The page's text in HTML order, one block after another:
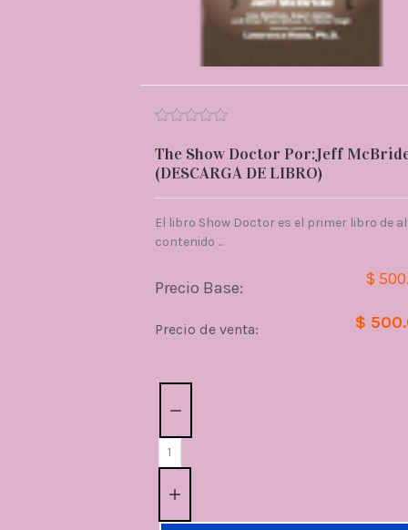
The Show Doctor Por:Jeff
(DESCARGA DE LIBRO)
El libro Show Doctor es el primer libro de
contenido ...
Precio Base: $
Precio de venta: $